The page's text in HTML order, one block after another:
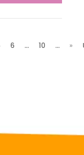
6 ... 10 ... »